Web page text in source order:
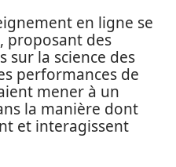
en ligne se
proposant des
sur la science des
performances de
mener à un
la manière dont
et interagissent